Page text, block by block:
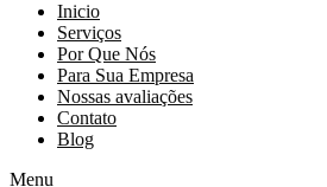
Inicio
Serviços
Por Que Nós
Para Sua Empresa
Nossas avaliações
Contato
Blog
Menu